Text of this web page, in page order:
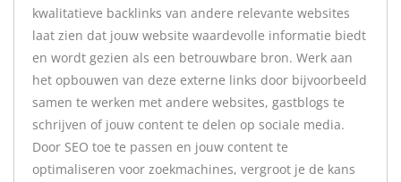
kwalitatieve backlinks van andere relevante websites
laat zien dat jouw website waardevolle informatie biedt
en wordt gezien als een betrouwbare bron. Werk aan
het opbouwen van deze externe links door bijvoorbeeld
samen te werken met andere websites, gastblogs te
schrijven of jouw content te delen op sociale media.
Door SEO toe te passen en jouw content te
optimaliseren voor zoekmachines, vergroot je de kans